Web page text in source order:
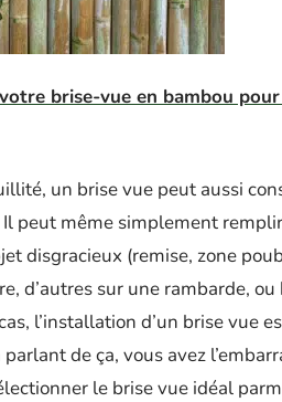
brise-vue en bambou
un brise vue peut aussi
peut même simplement
disgracieux (remise, zone
d’autres sur une rambarde,
l’installation d’un brise vue
de ça, vous avez
le brise vue idéal